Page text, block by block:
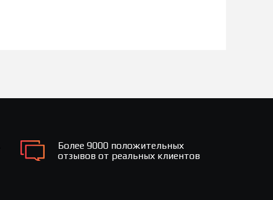
Более 9000 положительных
отзывов от реальных клиентов